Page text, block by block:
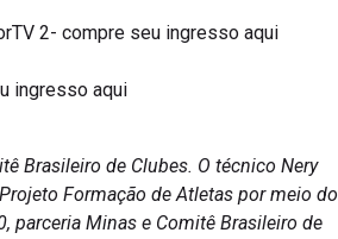
2- compre seu ingresso aqui
ingresso aqui
Brasileiro de Clubes. O técnico Nery
Formação de Atletas por meio do
parceria Minas e Comitê Brasileiro de